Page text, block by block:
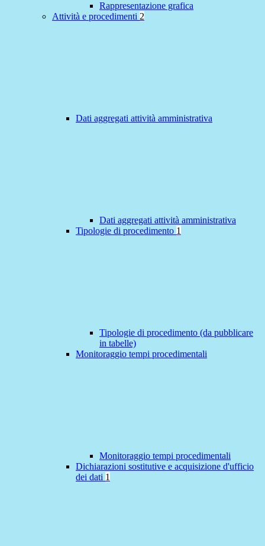
Rappresentazione grafica
Attività e procedimenti 2
Dati aggregati attività amministrativa
Dati aggregati attività amministrativa
Tipologie di procedimento 1
Tipologie di procedimento (da pubblicare
in tabelle)
Monitoraggio tempi procedimentali
Monitoraggio tempi procedimentali
Dichiarazioni sostitutive e acquisizione d'ufficio
dei dati 1